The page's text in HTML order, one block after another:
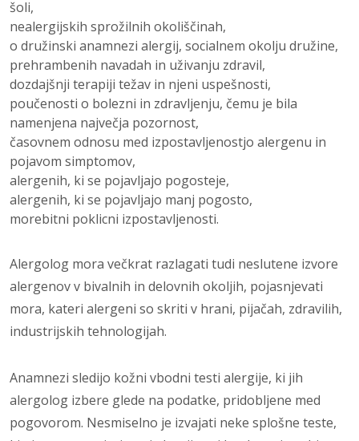
šoli,
nealergijskih sprožilnih okoliščinah,
o družinski anamnezi alergij, socialnem okolju družine,
prehrambenih navadah in uživanju zdravil,
dozdajšnji terapiji težav in njeni uspešnosti,
poučenosti o bolezni in zdravljenju, čemu je bila
namenjena največja pozornost,
časovnem odnosu med izpostavljenost­jo alergenu in
pojavom simptomov,
alergenih, ki se pojavljajo pogosteje,
alergenih, ki se pojavljajo manj pogosto,
morebitni poklicni izpostavljenosti.
Alergolog mora večkrat razlagati tudi neslutene izvore
alergenov v bivalnih in delov­nih okoljih, pojasnjevati
mora, kateri aler­geni so skriti v hrani, pijačah, zdravilih,
industrijskih tehnologijah.
Anamnezi sledijo kožni vbodni testi aler­gije, ki jih
alergolog izbere glede na podat­ke, pridobljene med
pogovorom. Nesmisel­no je izvajati neke splošne teste,